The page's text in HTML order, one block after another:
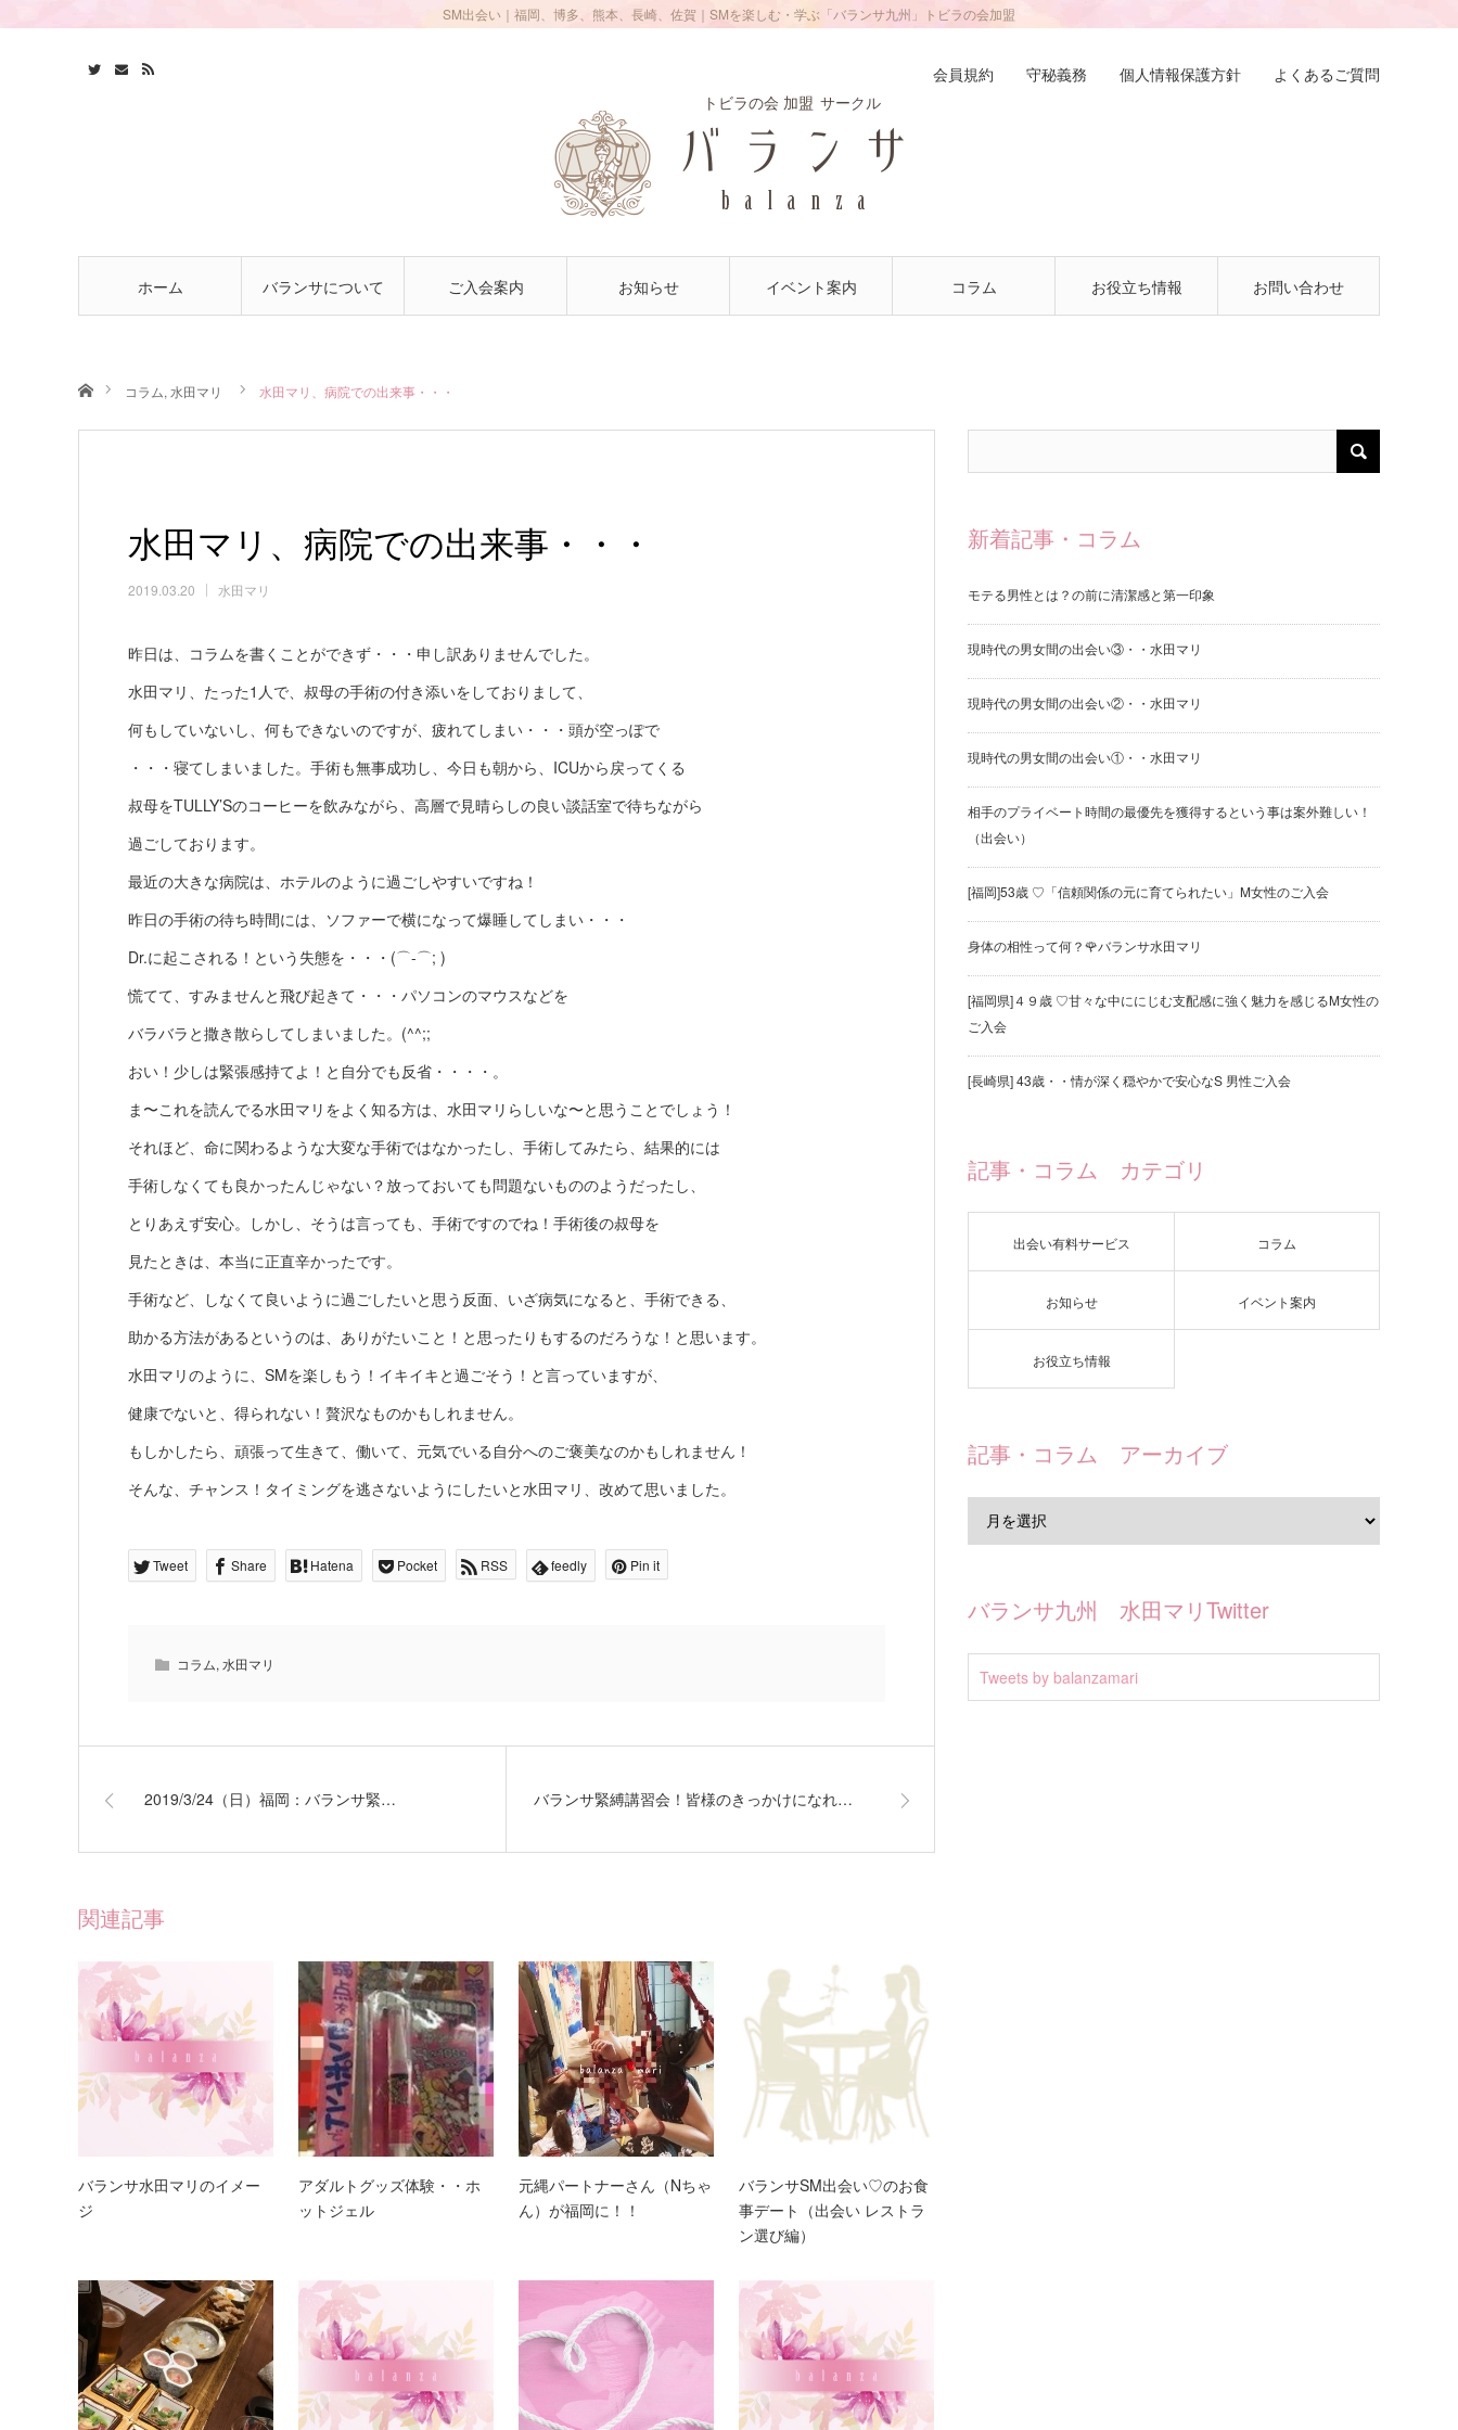
SM出会い｜福岡、博多、熊本、長崎、佐賀｜SMを楽しむ・学ぶ「バランサ九州」トビラの会加盟
トビラの会 加盟 サークル
ホーム バランサについて ご入会案内 お知らせ イベント案内 コラム お役立ち情報 お問い合わせ
会員規約 守秘義務 個人情報保護方針 よくあるご質問
ホームコラム, 水田マリ 水田マリ、病院での出来事・・・
水田マリ、病院での出来事・・・
2019.03.20 水田マリ
昨日は、コラムを書くことができず・・・申し訳ありませんでした。
水田マリ、たった1人で、叔母の手術の付き添いをしておりまして、
何もしていないし、何もできないのですが、疲れてしまい・・・頭が空っぽで
・・・寝てしまいました。手術も無事成功し、今日も朝から、ICUから戻ってくる
叔母をTULLY’Sのコーヒーを飲みながら、高層で見晴らしの良い談話室で待ちながら
過ごしております。
最近の大きな病院は、ホテルのように過ごしやすいですね！
昨日の手術の待ち時間には、ソファーで横になって爆睡してしまい・・・
Dr.に起こされる！という失態を・・・(⌒-⌒; )
慌てて、すみませんと飛び起きて・・・パソコンのマウスなどを
バラバラと撒き散らしてしまいました。(^^;;
おい！少しは緊張感持てよ！と自分でも反省・・・・。
ま〜これを読んでる水田マリをよく知る方は、水田マリらしいな〜と思うことでしょう！
それほど、命に関わるような大変な手術ではなかったし、手術してみたら、結果的には
手術しなくても良かったんじゃない？放っておいても問題ないもののようだったし、
とりあえず安心。しかし、そうは言っても、手術ですのでね！手術後の叔母を
見たときは、本当に正直辛かったです。
手術など、しなくて良いように過ごしたいと思う反面、いざ病気になると、手術できる、
助かる方法があるというのは、ありがたいこと！と思ったりもするのだろうな！と思います。
水田マリのように、SMを楽しもう！イキイキと過ごそう！と言っていますが、
健康でないと、得られない！贅沢なものかもしれません。
もしかしたら、頑張って生きて、働いて、元気でいる自分へのご褒美なのかもしれません！
そんな、チャンス！タイミングを逃さないようにしたいと水田マリ、改めて思いました。
Tweet Share Hatena Pocket RSS feedly Pin it
コラム, 水田マリ
2019/3/24（日）福岡：バランサ緊… バランサ緊縛講習会！皆様のきっかけになれ…
関連記事
バランサ水田マリのイメー
ジ
アダルトグッズ体験・・ホ
ットジェル
元縄パートナーさん（Nちゃ
ん）が福岡に！！
バランサSM出会い♡のお食
事デート（出会い レストラ
ン選び編）
新着記事・コラム
モテる男性とは？の前に清潔感と第一印象
現時代の男女間の出会い③・・水田マリ
現時代の男女間の出会い②・・水田マリ
現時代の男女間の出会い①・・水田マリ
相手のプライベート時間の最優先を獲得するという事は案外難しい！
（出会い）
[福岡]53歳 ♡「信頼関係の元に育てられたい」M女性のご入会
身体の相性って何？🌹バランサ水田マリ
[福岡県]４９歳 ♡甘々な中ににじむ支配感に強く魅力を感じるM女性の
ご入会
[長崎県] 43歳・・情が深く穏やかで安心なS 男性ご入会
記事・コラム カテゴリ
出会い有料サービス コラム
お知らせ イベント案内
お役立ち情報
記事・コラム アーカイブ
バランサ九州 水田マリTwitter
Tweets by balanzamari